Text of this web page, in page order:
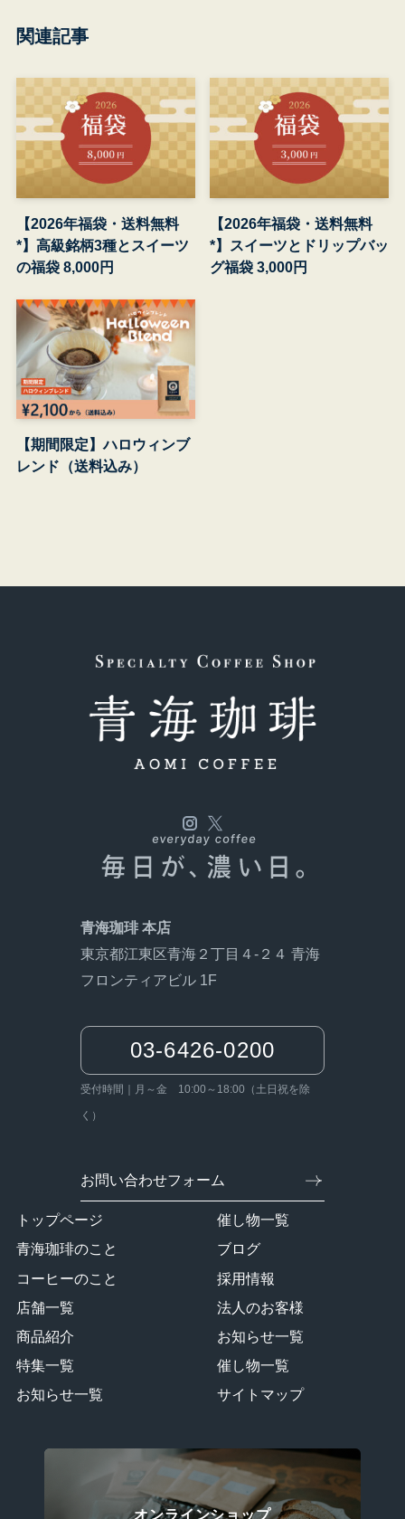
関連記事
【2026年福袋・送料無料
*】高級銘柄3種とスイーツ
の福袋 8,000円
【2026年福袋・送料無料
*】スイーツとドリップバッ
グ福袋 3,000円
【期間限定】ハロウィンブ
レンド（送料込み）
青海珈琲 本店
東京都江東区青海２丁目４-２４ 青海
フロンティアビル 1F
03-6426-0200
受付時間｜月～金 10:00～18:00（土日祝を除
く）
お問い合わせフォーム
トップページ
青海珈琲のこと
コーヒーのこと
店舗一覧
商品紹介
特集一覧
お知らせ一覧
催し物一覧
ブログ
採用情報
法人のお客様
お知らせ一覧
催し物一覧
サイトマップ
オンラインショップ